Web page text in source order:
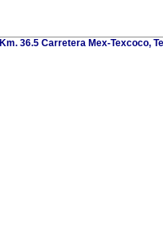
Km. 36.5 Carretera Mex-Texcoco,